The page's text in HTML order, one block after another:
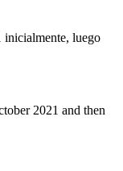
inicialmente, luego
2021 and then